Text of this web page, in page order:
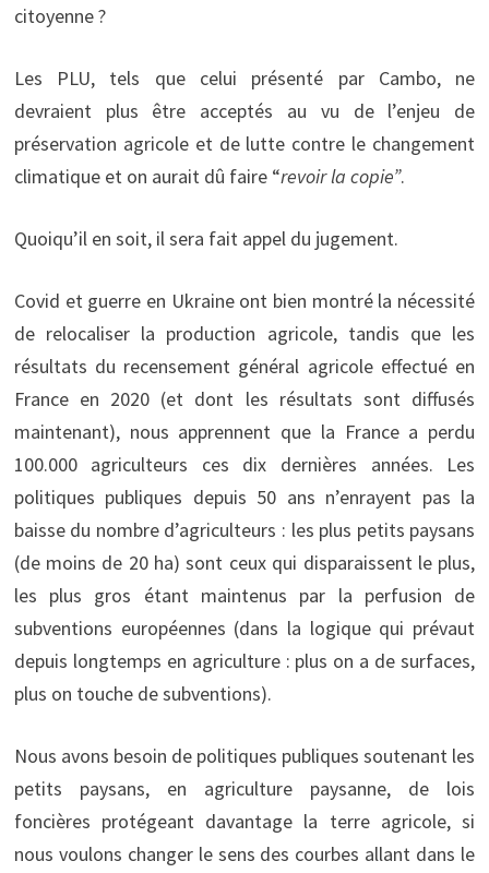
citoyenne ?
Les PLU, tels que celui présenté par Cambo, ne
devraient plus être acceptés au vu de l’enjeu de
préservation agricole et de lutte contre le changement
climatique et on aurait dû faire “revoir la copie”.
Quoiqu’il en soit, il sera fait appel du jugement.
Covid et guerre en Ukraine ont bien montré la nécessité
de relocaliser la production agricole, tandis que les
résultats du recensement général agricole effectué en
France en 2020 (et dont les résultats sont diffusés
maintenant), nous apprennent que la France a perdu
100.000 agriculteurs ces dix dernières années. Les
politiques publiques depuis 50 ans n’enrayent pas la
baisse du nombre d’agriculteurs : les plus petits paysans
(de moins de 20 ha) sont ceux qui disparaissent le plus,
les plus gros étant maintenus par la perfusion de
subventions européennes (dans la logique qui prévaut
depuis longtemps en agriculture : plus on a de surfaces,
plus on touche de subventions).
Nous avons besoin de politiques publiques soutenant les
petits paysans, en agriculture paysanne, de lois
foncières protégeant davantage la terre agricole, si
nous voulons changer le sens des courbes allant dans le